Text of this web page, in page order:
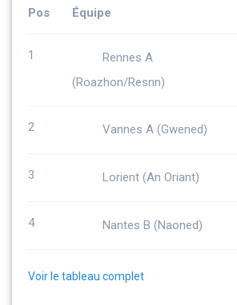
Pos Équipe
1
Rennes A
(Roazhon/Resnn)
2 Vannes A (Gwened)
3 Lorient (An Oriant)
4 Nantes B (Naoned)
Voir le tableau complet